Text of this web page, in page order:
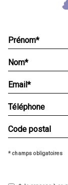
* champs obligatoires